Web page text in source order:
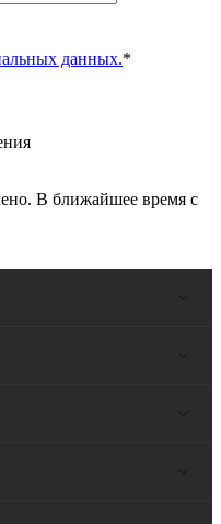
данных.*
В ближайшее время с